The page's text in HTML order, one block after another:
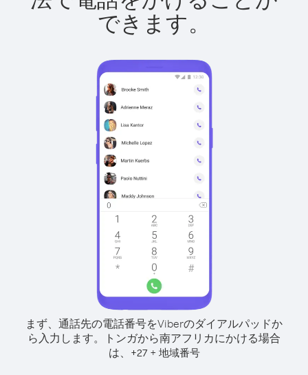
できます。
まず、通話先の電話番号をViberのダイアルパッドか
ら入力します。
トンガから南アフリカにかける場合
は、
+27+ 地域番号